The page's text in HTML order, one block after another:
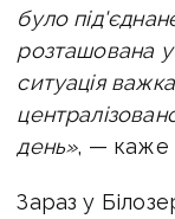
було
розташована
ситуація
день», — каже
Зараз у